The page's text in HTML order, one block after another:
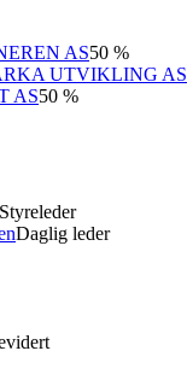
AS50 %
UTVIKLING AS
AS50 %
Styreleder
Daglig leder